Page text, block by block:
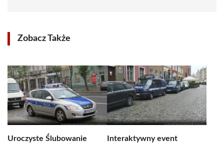
Zobacz Także
Uroczyste Ślubowanie
Interaktywny event